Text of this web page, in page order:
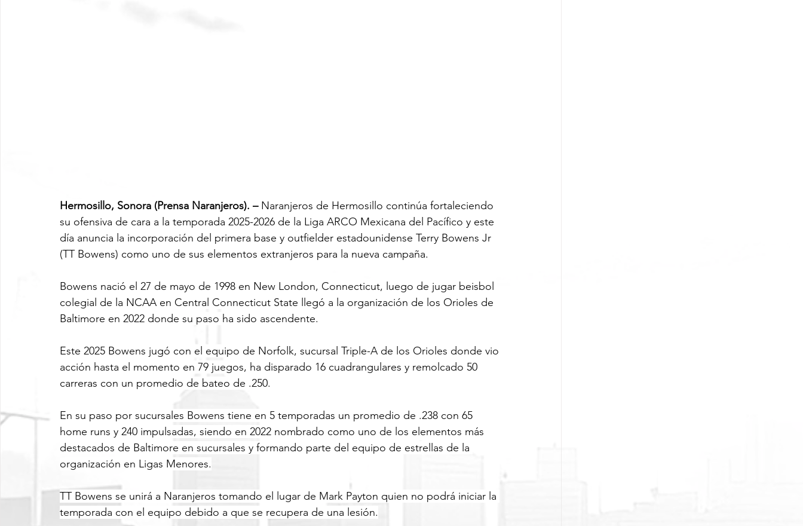
Hermosillo, Sonora (Prensa Naranjeros). – Naranjeros de Hermosillo continúa fortaleciendo
su ofensiva de cara a la temporada 2025-2026 de la Liga ARCO Mexicana del Pacífico y este
día anuncia la incorporación del primera base y outfielder estadounidense Terry Bowens Jr
(TT Bowens) como uno de sus elementos extranjeros para la nueva campaña.
Bowens nació el 27 de mayo de 1998 en New London, Connecticut, luego de jugar beisbol
colegial de la NCAA en Central Connecticut State llegó a la organización de los Orioles de
Baltimore en 2022 donde su paso ha sido ascendente.
Este 2025 Bowens jugó con el equipo de Norfolk, sucursal Triple-A de los Orioles donde vio
acción hasta el momento en 79 juegos, ha disparado 16 cuadrangulares y remolcado 50
carreras con un promedio de bateo de .250.
En su paso por sucursales Bowens tiene en 5 temporadas un promedio de .238 con 65
home runs y 240 impulsadas, siendo en 2022 nombrado como uno de los elementos más
destacados de Baltimore en sucursales y formando parte del equipo de estrellas de la
organización en Ligas Menores.
TT Bowens se unirá a Naranjeros tomando el lugar de Mark Payton quien no podrá iniciar la
temporada con el equipo debido a que se recupera de una lesión.